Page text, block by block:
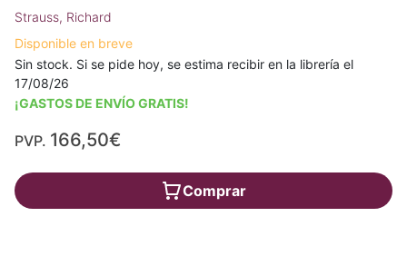
Strauss, Richard
Disponible en breve
Sin stock. Si se pide hoy, se estima recibir en la librería el
17/08/26
¡GASTOS DE ENVÍO GRATIS!
PVP. 166,50€
Comprar